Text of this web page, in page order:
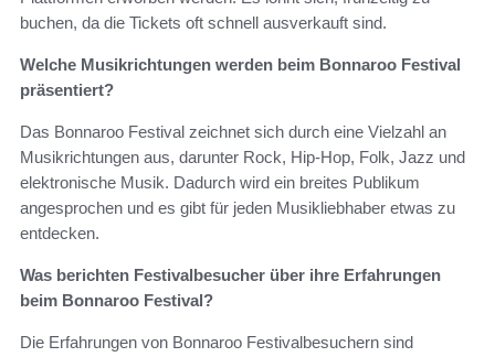
buchen, da die Tickets oft schnell ausverkauft sind.
Welche Musikrichtungen werden beim Bonnaroo Festival
präsentiert?
Das Bonnaroo Festival zeichnet sich durch eine Vielzahl an
Musikrichtungen aus, darunter Rock, Hip-Hop, Folk, Jazz und
elektronische Musik. Dadurch wird ein breites Publikum
angesprochen und es gibt für jeden Musikliebhaber etwas zu
entdecken.
Was berichten Festivalbesucher über ihre Erfahrungen
beim Bonnaroo Festival?
Die Erfahrungen von Bonnaroo Festivalbesuchern sind